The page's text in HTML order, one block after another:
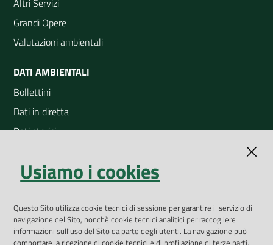
Altri Servizi
Grandi Opere
Valutazioni ambientali
DATI AMBIENTALI
Bollettini
Dati in diretta
Dati storici
Open Data
App Arpav
Rapporti regionali annuali
Usiamo i cookies
Questo Sito utilizza cookie tecnici di sessione per garantire il servizio di
navigazione del Sito, nonchè cookie tecnici analitici per raccogliere
informazioni sull'uso del Sito da parte degli utenti. La navigazione può
comportare la ricezione di cookie tecnici e di profilazione di terze parti,